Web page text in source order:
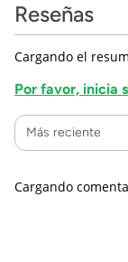
Reseñas
Cargando el
Por favor, inicia
Más reciente
Cargando